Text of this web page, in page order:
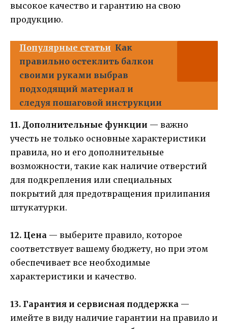
высокое качество и гарантию на свою
продукцию.
Популярные статьи Как
правильно остеклить балкон
своими руками выбрав
подходящий материал и
следуя пошаговой инструкции
11. Дополнительные функции — важно
учесть не только основные характеристики
правила, но и его дополнительные
возможности, такие как наличие отверстий
для подкрепления или специальных
покрытий для предотвращения прилипания
штукатурки.
12. Цена — выберите правило, которое
соответствует вашему бюджету, но при этом
обеспечивает все необходимые
характеристики и качество.
13. Гарантия и сервисная поддержка —
имейте в виду наличие гарантии на правило и